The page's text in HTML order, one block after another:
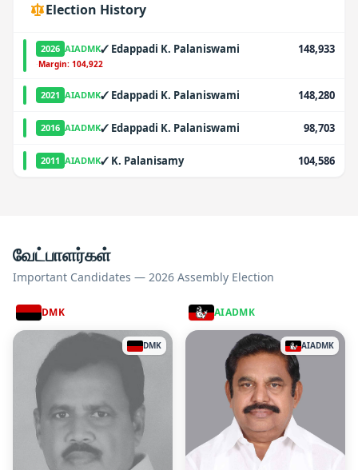
Election History
2026 AIADMK✓ Edappadi K. Palaniswami 148,933
·Margin: 104,922
2021 AIADMK✓ Edappadi K. Palaniswami 148,280
2016 AIADMK✓ Edappadi K. Palaniswami 98,703
2011 AIADMK✓ K. Palanisamy 104,586
வேட்பாளர்கள்
Important Candidates — 2026 Assembly Election
DMK
DMK
AIADMK
AIADMK